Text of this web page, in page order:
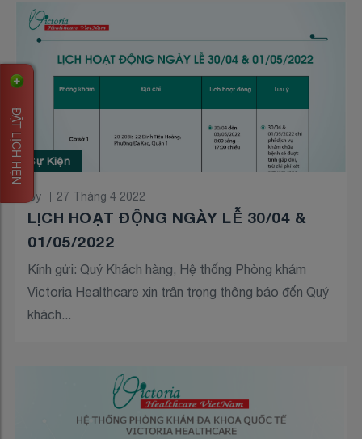
Sự Kiện
By 27 Tháng 4 2022
LỊCH HOẠT ĐỘNG NGÀY LỄ 30/04 &
01/05/2022
Kính gửi: Quý Khách hàng, Hệ thống Phòng khám
Victoria Healthcare xin trân trọng thông báo đến Quý
khách...
ĐẶT LỊCH HẸN